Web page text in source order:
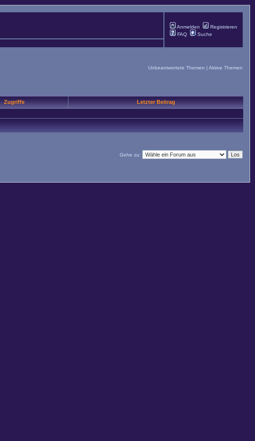
Anmelden
Registrieren
FAQ
Suche
Unbeantwortete Themen | Aktive Themen
Zugriffe Letzter Beitrag
Gehe zu: